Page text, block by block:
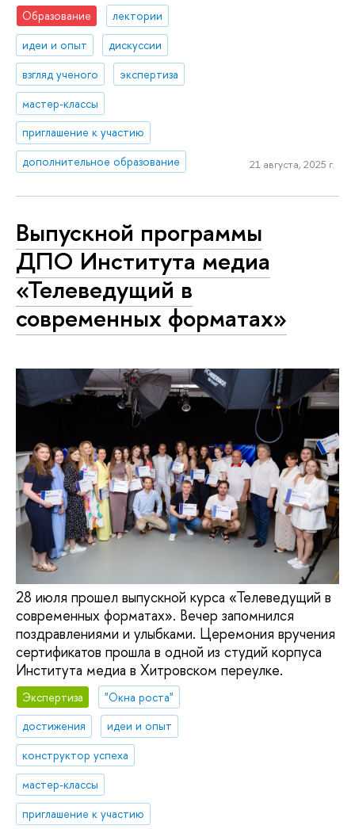
Образование
лектории
идеи и опыт
дискуссии
взгляд ученого
экспертиза
мастер-классы
приглашение к участию
дополнительное образование
21 августа, 2025 г.
Выпускной программы
ДПО Института медиа
«Телеведущий в
современных форматах»
28 июля прошел выпускной курса «Телеведущий в
современных форматах». Вечер запомнился
поздравлениями и улыбками. Церемония вручения
сертификатов прошла в одной из студий корпуса
Института медиа в Хитровском переулке.
Экспертиза
"Окна роста"
достижения
идеи и опыт
конструктор успеха
мастер-классы
приглашение к участию